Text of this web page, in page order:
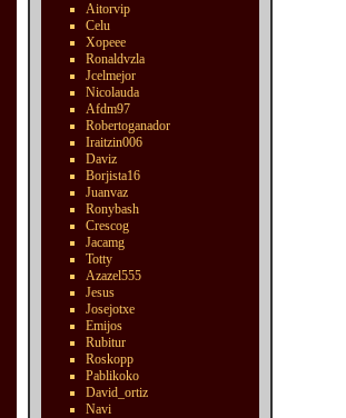
Aitorvip
Celu
Xopeee
Ronaldvzla
Jcelmejor
Nicolauda
Afdm97
Robertoganador
Iraitzin006
Daviz
Borjista16
Juanvaz
Ronybash
Crescog
Jacamg
Totty
Azazel555
Jesus
Josejotxe
Emijos
Rubitur
Roskopp
Pablikoko
David_ortiz
Navi